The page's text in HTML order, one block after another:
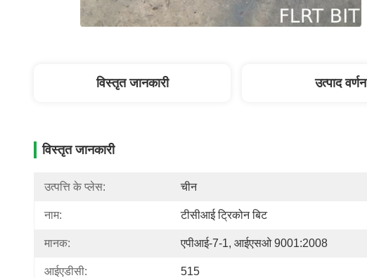
विस्तृत जानकारी उत्पाद वर्णन
विस्तृत जानकारी
उत्पत्ति के प्लेस: चीन
नाम: टीसीआई ट्रिकोन बिट
मानक: एपीआई-7-1, आईएसओ 9001:2008
आईएडीसी: 515